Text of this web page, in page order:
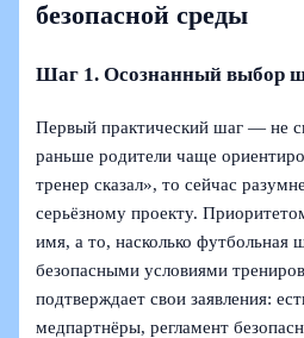
безопасной среды
Шаг 1. Осознанный выбор
Первый практический шаг — не
раньше родители чаще
тренер сказал», то сейчас
серьёзному проекту.
имя, а то, насколько футбольная
безопасными условиями
подтверждает свои заявления:
медпартнёры, регламент